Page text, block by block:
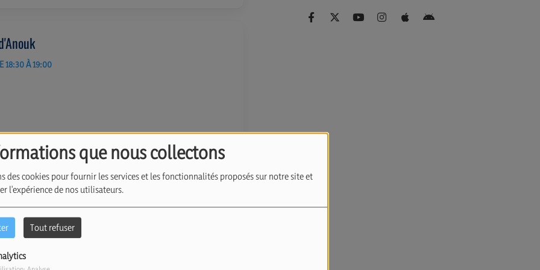
que nous collectons
des cookies pour fournir les services et les fonctionnalités proposés sur notre site et
l'expérience de nos utilisateurs.
Tout refuser
18:30 À 19:00
À 12:00